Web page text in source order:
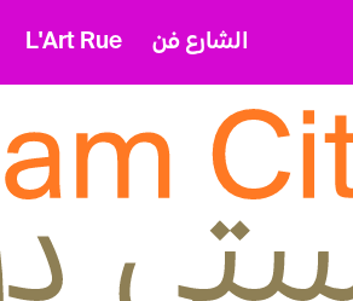
L'Art Rue الشارع فن